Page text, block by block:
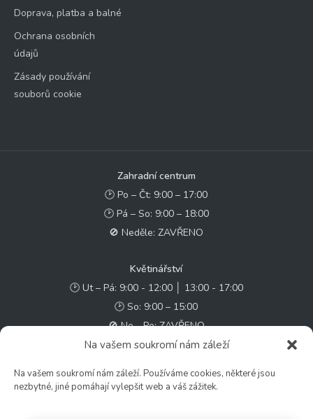
Na vašem soukromí nám záleží
Na vašem soukromí nám záleží. Používáme cookies, některé jsou
nezbytné, jiné pomáhají vylepšit web a váš zážitek.
Doprava, platba a balné
Ochrana osobních
údajů
Zásady používání
souborů cookie
Zahradní centrum
🕑 Po – Čt: 9:00 – 17:00
🕑 Pá – So: 9:00 – 18:00
🚫 Neděle: ZAVŘENO
Květinářství
🕑 Ut – Pá: 9:00 - 12:00 │ 13:00 - 17:00
🕑 So: 9:00 – 15:00
🚫 Ne - Po: ZAVŘENO
✉️ e-shop@zcstrakovo.cz